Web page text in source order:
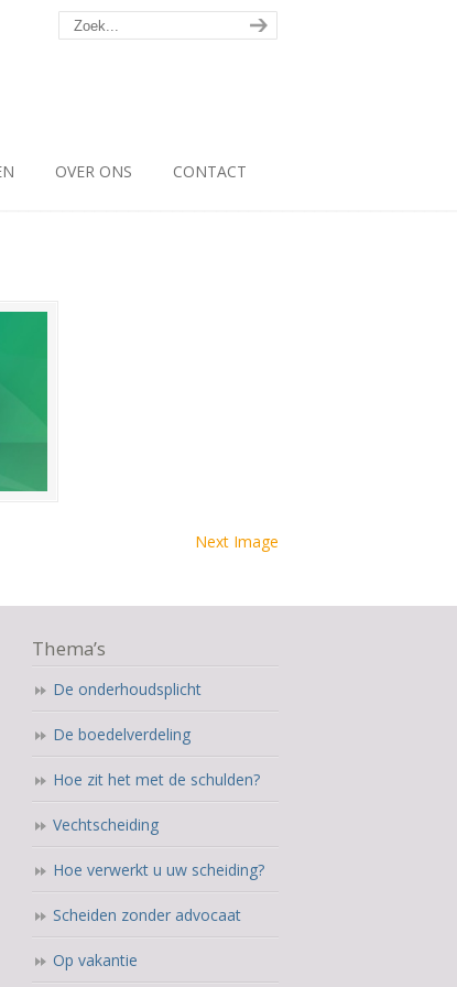
OVER ONS CONTACT
Next Image
Thema’s
De onderhoudsplicht
De boedelverdeling
Hoe zit het met de schulden?
Vechtscheiding
Hoe verwerkt u uw scheiding?
Scheiden zonder advocaat
Op vakantie